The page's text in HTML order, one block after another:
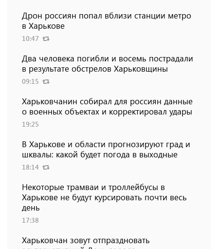
Дрон россиян попал вблизи станции метро
в Харькове
10:47
Два человека погибли и восемь пострадали
в результате обстрелов Харьковщины
09:15
Харьковчанин собирал для россиян данные
о военных объектах и ​​корректировал удары
19:25
В Харькове и области прогнозируют град и
шквалы: какой будет погода в выходные
18:14
Некоторые трамваи и троллейбусы в
Харькове не будут курсировать почти весь
день
17:38
Харьковчан зовут отпраздновать